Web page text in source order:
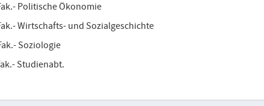
Politische Ökonomie
Wirtschafts- und Sozialgeschichte
Soziologie
Studienabt.